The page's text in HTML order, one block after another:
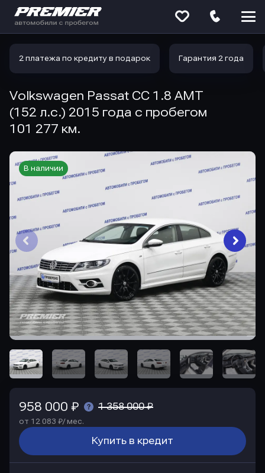
2 платежа по кредиту в подарок Гарантия 2 года
Volkswagen Passat CC 1.8 AMT
(152 л.с.) 2015 года с пробегом
101 277 км.
В наличии
958 000 ₽ 1 358 000 ₽
от 12 083 ₽/ мес.
Купить в кредит